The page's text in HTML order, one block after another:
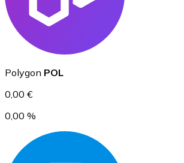
Ethereum
ETH
Polygon POL
0,00 €
0,00 %